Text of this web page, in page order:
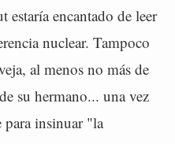
estaría encantado de leer
nuclear. Tampoco
al menos no más de
su hermano... una vez
para insinuar "la